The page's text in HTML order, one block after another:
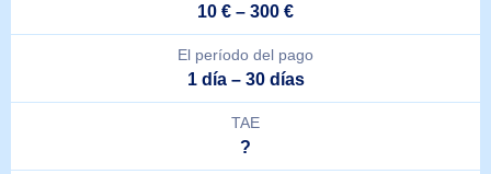
10 € – 300 €
El período del pago
1 día – 30 días
TAE
?